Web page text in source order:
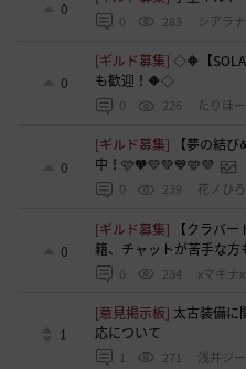
0
0 283 シアラ
0
[ギルド募集]◇🔶【
も歓迎！🔶◇
0 226 たりほ
0
[ギルド募集]
【夢の結
中！🩷🧡💛💚💙🩵💜
0 239 花ノひ
0
[ギルド募集]
【クラバ
籍、チャットが苦手な方
0 234 xマキナ
1
[意見掲示板] 太古装備に
応について
1 271 浅井ジ